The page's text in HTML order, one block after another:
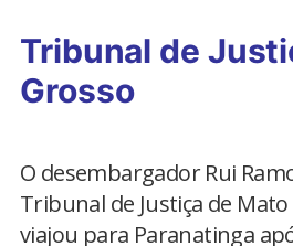
Tribunal de
Grosso
O desembargador Rui
Tribunal de Justiça de Mato
viajou para Paranatinga